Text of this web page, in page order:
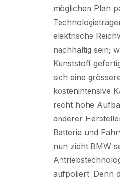
möglichen Plan
elektrische
nachhaltig sein;
Kunststoff
sich eine
kostenintensive
recht hohe
anderer
Batterie und
nun zieht BMW
aufpoliert. Denn